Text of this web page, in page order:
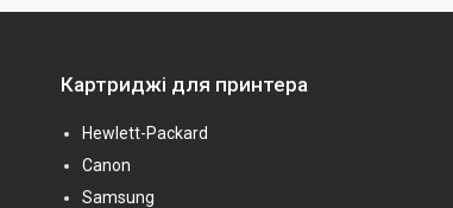
Картриджі для принтера
Hewlett-Packard
Canon
Samsung